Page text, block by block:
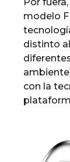
modelo
distinto
con la